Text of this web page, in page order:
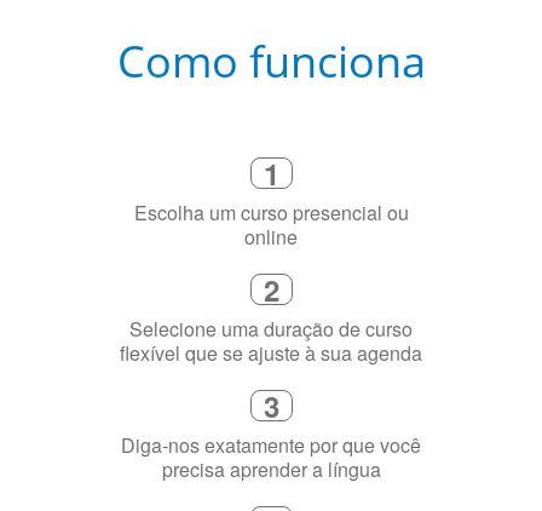
Como funciona
1
Escolha um curso presencial ou
2
Selecione uma duração de curso
3
Diga-nos exatamente por que você